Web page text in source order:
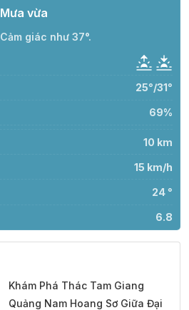
Mưa vừa
Cảm giác như 37°.
25°/31°
69%
10 km
15 km/h
24 °
6.8
Khám Phá Thác Tam Giang
Quảng Nam Hoang Sơ Giữa Đại